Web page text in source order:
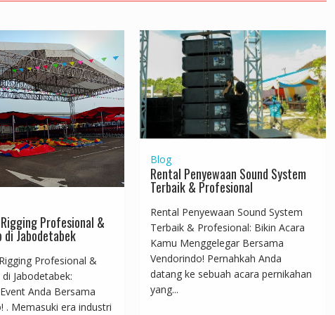
Profesional &
di Jabodetabek
Profesional &
Jabodetabek:
Anda Bersama
. Memasuki era industri
Blog
Rental Penyewaan Sound System
Terbaik & Profesional
Rental Penyewaan Sound System
Terbaik & Profesional: Bikin Acara
Kamu Menggelegar Bersama
Vendorindo! Pernahkah Anda
datang ke sebuah acara pernikahan
yang...